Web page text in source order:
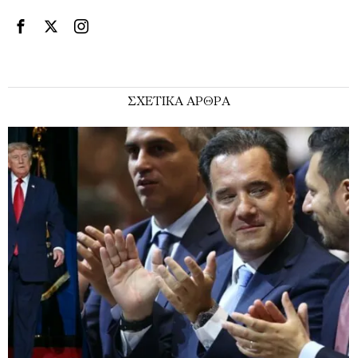
ΣΧΕΤΙΚΑ ΑΡΘΡΑ